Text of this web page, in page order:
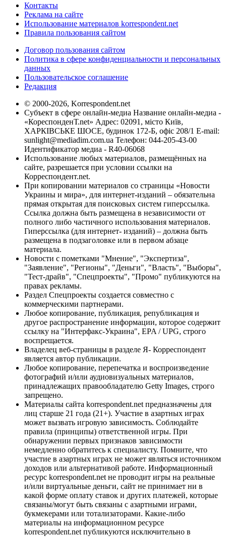
Контакты
Реклама на сайте
Использование материалов korrespondent.net
Правила пользования сайтом
Договор пользования сайтом
Политика в сфере конфиденциальности и персональных
данных
Пользовательское соглашение
Редакция
© 2000-2026, Korrespondent.net
Субъект в сфере онлайн-медиа Название онлайн-медиа -
«КореспонденТ.net» Адрес: 02091, місто Київ,
ХАРКІВСЬКЕ ШОСЕ, будинок 172-Б, офіс 208/1 E-mail:
sunlight@mediadim.com.ua Телефон: 044-205-43-00
Идентификатор медиа - R40-06068
Использование любых материалов, размещённых на
сайте, разрешается при условии ссылки на
Корреспондент.net.
При копировании материалов со страницы «Новости
Украины и мира», для интернет-изданий – обязательна
прямая открытая для поисковых систем гиперссылка.
Ссылка должна быть размещена в независимости от
полного либо частичного использования материалов.
Гиперссылка (для интернет- изданий) – должна быть
размещена в подзаголовке или в первом абзаце
материала.
Новости с пометками "Мнение", "Экспертиза",
"Заявление", "Регионы", "Деньги", "Власть", "Выборы",
"Тест-драйв", "Спецпроекты", "Промо" публикуются на
правах рекламы.
Раздел Спецпроекты создается совместно с
коммерческими партнерами.
Любое копирование, публикация, републикация и
другое распространение информации, которое содержит
ссылку на "Интерфакс-Украина", EPA / UPG, строго
воспрещается.
Владелец веб-страницы в разделе Я- Корреспондент
является автор публикации.
Любое копирование, перепечатка и воспроизведение
фотографий и/или аудиовизуальных материалов,
принадлежащих правообладателю Getty Images, строго
запрещено.
Материалы сайта korrespondent.net предназначены для
лиц старше 21 года (21+). Участие в азартных играх
может вызвать игровую зависимость. Соблюдайте
правила (принципы) ответственной игры. При
обнаружении первых признаков зависимости
немедленно обратитесь к специалисту. Помните, что
участие в азартных играх не может являться источником
доходов или альтернативой работе. Информационный
ресурс korrespondent.net не проводит игры на реальные
и/или виртуальные деньги, сайт не принимает ни в
какой форме оплату ставок и других платежей, которые
связаны/могут быть связаны с азартными играми,
букмекерами или тотализаторами. Какие-либо
материалы на информационном ресурсе
korrespondent.net публикуются исключительно в